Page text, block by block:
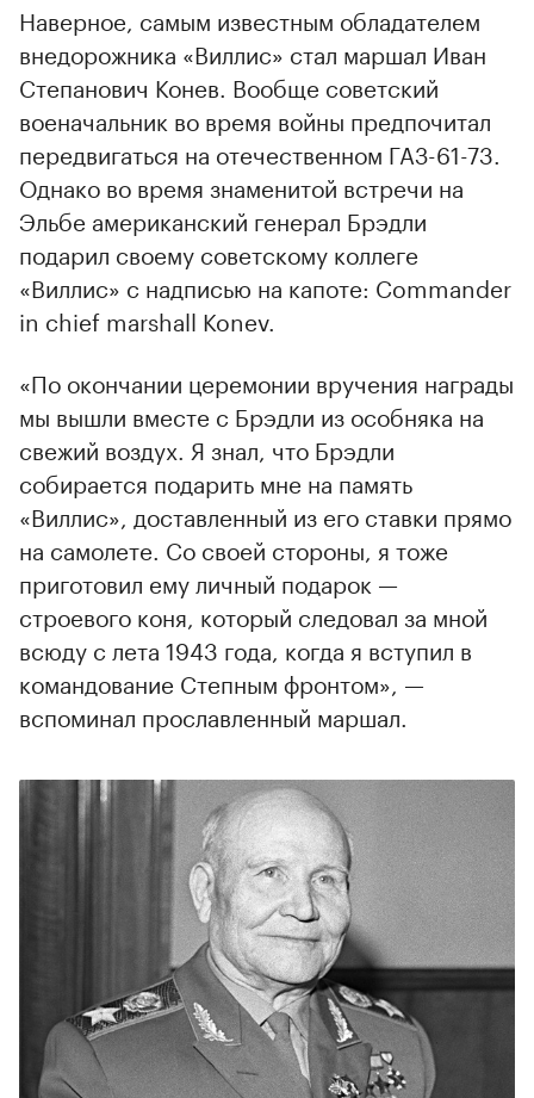
Наверное, самым известным обладателем
внедорожника «Виллис» стал маршал Иван
Степанович Конев. Вообще советский
военачальник во время войны предпочитал
передвигаться на отечественном ГАЗ-61-73.
Однако во время знаменитой встречи на
Эльбе американский генерал Брэдли
подарил своему советскому коллеге
«Виллис» с надписью на капоте: Commander
in chief marshall Konev.
«По окончании церемонии вручения награды
мы вышли вместе с Брэдли из особняка на
свежий воздух. Я знал, что Брэдли
собирается подарить мне на память
«Виллис», доставленный из его ставки прямо
на самолете. Со своей стороны, я тоже
приготовил ему личный подарок —
строевого коня, который следовал за мной
всюду с лета 1943 года, когда я вступил в
командование Степным фронтом», —
вспоминал прославленный маршал.